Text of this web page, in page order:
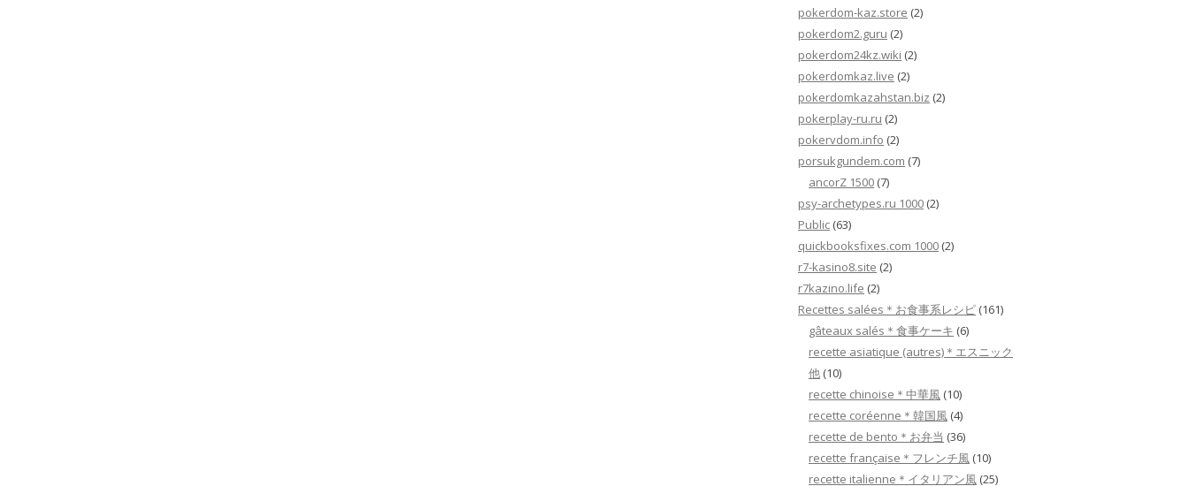
pokerdom-kaz.store (2)
pokerdom2.guru (2)
pokerdom24kz.wiki (2)
pokerdomkaz.live (2)
pokerdomkazahstan.biz (2)
pokerplay-ru.ru (2)
pokervdom.info (2)
porsukgundem.com (7)
ancorZ 1500 (7)
psy-archetypes.ru 1000 (2)
Public (63)
quickbooksfixes.com 1000 (2)
r7-kasino8.site (2)
r7kazino.life (2)
Recettes salées＊お食事系レシピ (161)
gâteaux salés＊食事ケーキ (6)
recette asiatique (autres)＊エスニック
他 (10)
recette chinoise＊中華風 (10)
recette coréenne＊韓国風 (4)
recette de bento＊お弁当 (36)
recette française＊フレンチ風 (10)
recette italienne＊イタリアン風 (25)